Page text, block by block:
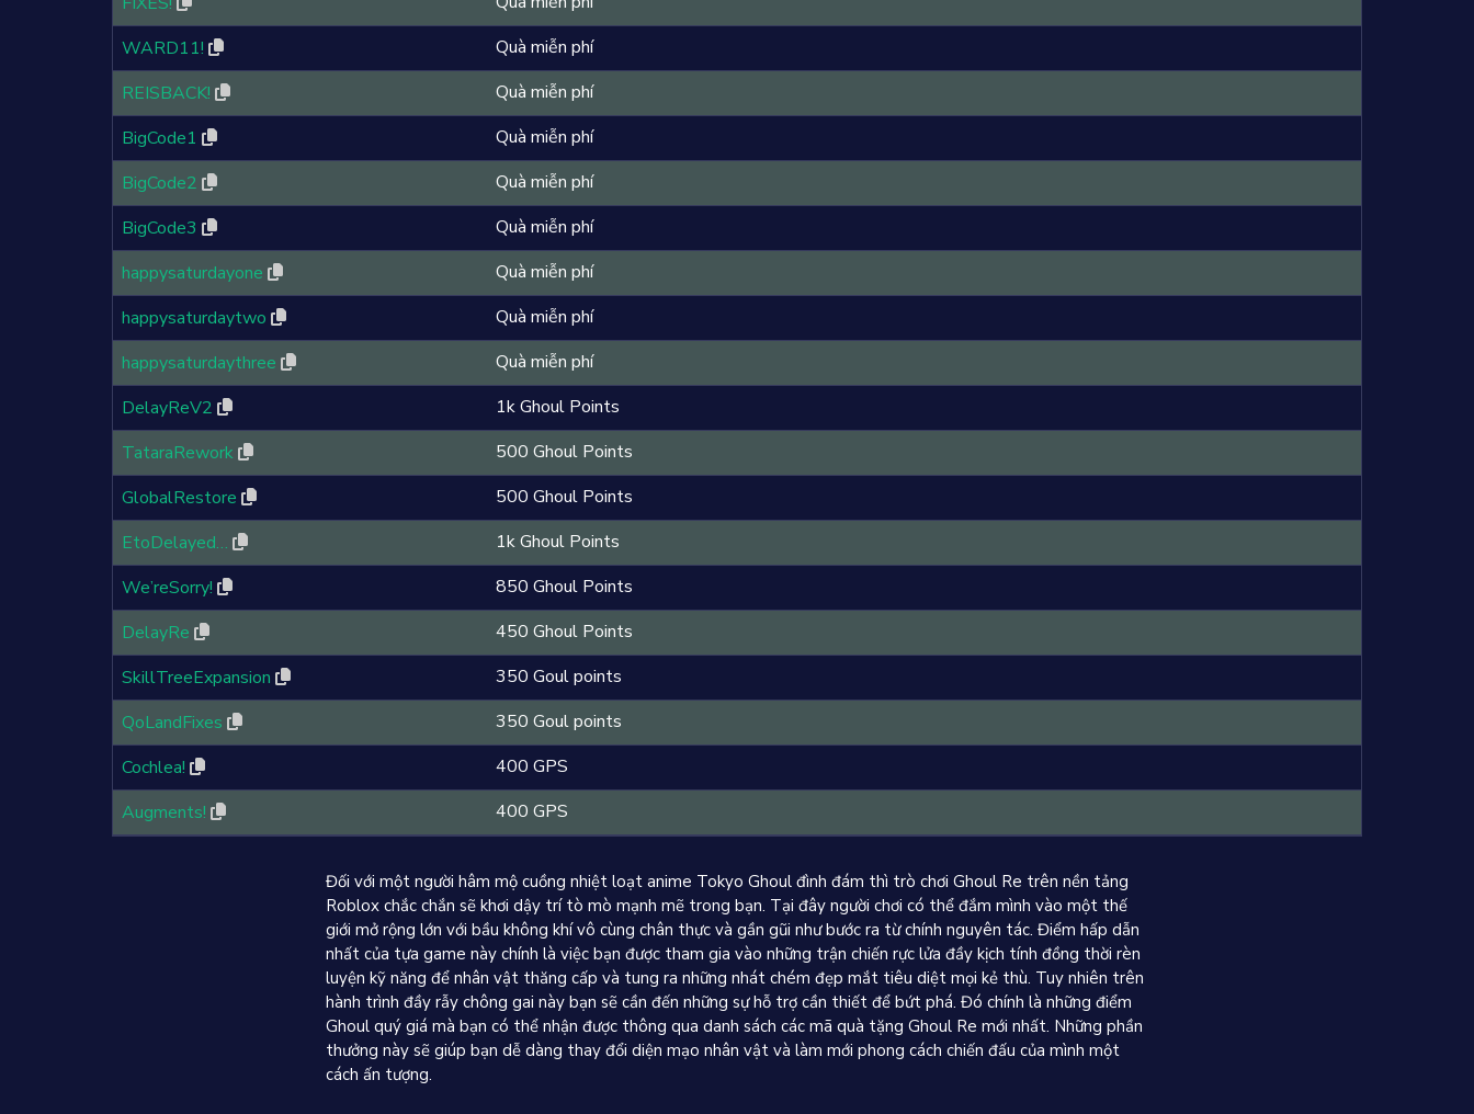
WARD11!
Quà miễn phí
REISBACK!
Quà miễn phí
BigCode1
Quà miễn phí
BigCode2
Quà miễn phí
BigCode3
Quà miễn phí
happysaturdayone
Quà miễn phí
happysaturdaytwo
Quà miễn phí
happysaturdaythree
Quà miễn phí
DelayReV2
1k Ghoul Points
TataraRework
500 Ghoul Points
GlobalRestore
500 Ghoul Points
EtoDelayed…
1k Ghoul Points
We’reSorry!
850 Ghoul Points
DelayRe
450 Ghoul Points
SkillTreeExpansion
350 Goul points
QoLandFixes
350 Goul points
Cochlea!
400 GPS
Augments!
400 GPS
Đối với một người hâm mộ cuồng nhiệt loạt anime Tokyo Ghoul đình đám thì trò chơi Ghoul Re trên nền tảng
Roblox chắc chắn sẽ khơi dậy trí tò mò mạnh mẽ trong bạn. Tại đây người chơi có thể đắm mình vào một thế
giới mở rộng lớn với bầu không khí vô cùng chân thực và gần gũi như bước ra từ chính nguyên tác. Điểm hấp dẫn
nhất của tựa game này chính là việc bạn được tham gia vào những trận chiến rực lửa đầy kịch tính đồng thời rèn
luyện kỹ năng để nhân vật thăng cấp và tung ra những nhát chém đẹp mắt tiêu diệt mọi kẻ thù. Tuy nhiên trên
hành trình đầy rẫy chông gai này bạn sẽ cần đến những sự hỗ trợ cần thiết để bứt phá. Đó chính là những điểm
Ghoul quý giá mà bạn có thể nhận được thông qua danh sách các mã quà tặng Ghoul Re mới nhất. Những phần
thưởng này sẽ giúp bạn dễ dàng thay đổi diện mạo nhân vật và làm mới phong cách chiến đấu của mình một
cách ấn tượng.